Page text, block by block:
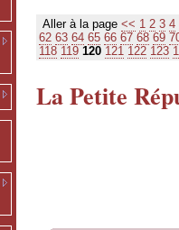
Aller à la page << 1 2 3 4
62 63 64 65 66 67 68 69
118 119 120 121 122 123
La Petite